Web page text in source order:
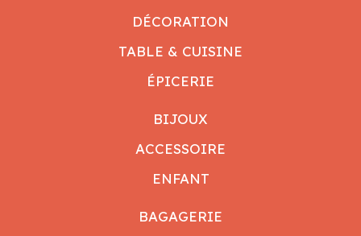
DÉCORATION
TABLE & CUISINE
ÉPICERIE
BIJOUX
ACCESSOIRE
ENFANT
BAGAGERIE